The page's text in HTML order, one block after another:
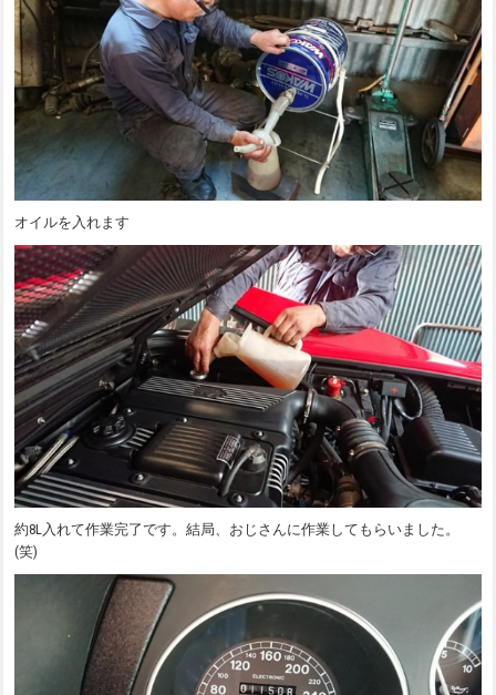
オイルを入れます
約8L入れて作業完了です。結局、おじさんに作業してもらいました。
(笑)